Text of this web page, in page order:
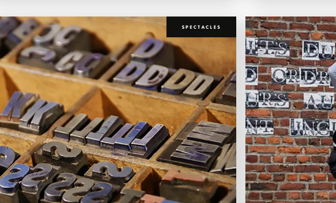
SPECTACLES